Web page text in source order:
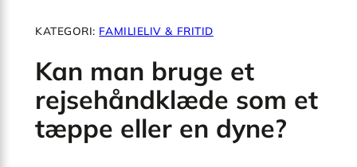
KATEGORI: FAMILIELIV & FRITID
Kan man bruge et
rejsehåndklæde som et
tæppe eller en dyne?